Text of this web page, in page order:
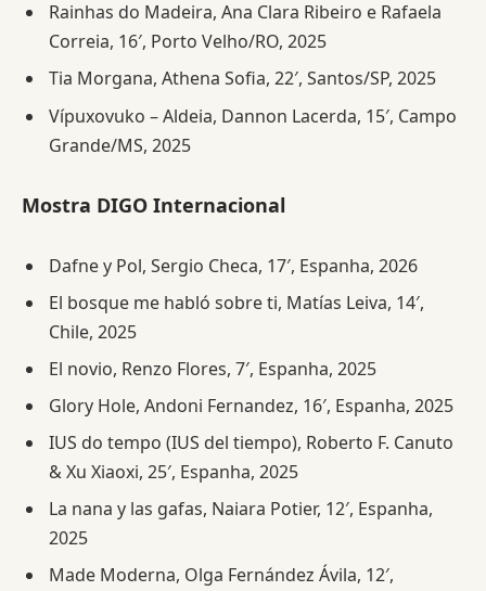
Rainhas do Madeira, Ana Clara Ribeiro e Rafaela
Correia, 16′, Porto Velho/RO, 2025
Tia Morgana, Athena Sofia, 22′, Santos/SP, 2025
Vípuxovuko – Aldeia, Dannon Lacerda, 15′, Campo
Grande/MS, 2025
Mostra DIGO Internacional
Dafne y Pol, Sergio Checa, 17′, Espanha, 2026
El bosque me habló sobre ti, Matías Leiva, 14′,
Chile, 2025
El novio, Renzo Flores, 7′, Espanha, 2025
Glory Hole, Andoni Fernandez, 16′, Espanha, 2025
IUS do tempo (IUS del tiempo), Roberto F. Canuto
& Xu Xiaoxi, 25′, Espanha, 2025
La nana y las gafas, Naiara Potier, 12′, Espanha,
2025
Made Moderna, Olga Fernández Ávila, 12′,